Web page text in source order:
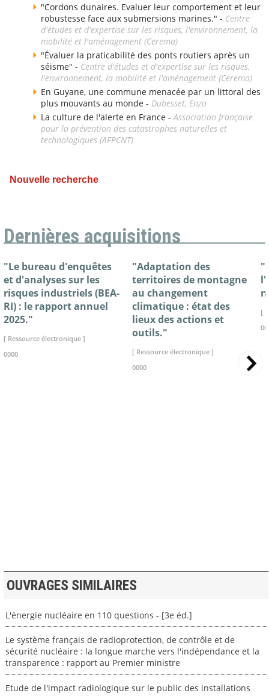
"Cordons dunaires. Evaluer leur comportement et leur
robustesse face aux submersions marines." - Centre
d'études et d'expertise sur les risques, l'environnement, la
mobilité et l'aménagement (Cerema)
"Évaluer la praticabilité des ponts routiers après un
séisme" - Centre d'études et d'expertise sur les risques,
l'environnement, la mobilité et l'aménagement (Cerema)
En Guyane, une commune menacée par un littoral des
plus mouvants au monde - Dubesset, Enzo
La culture de l'alerte en France - Association française
pour la prévention des catastrophes naturelles et
technologiques (AFPCNT)
Nouvelle recherche
Dernières acquisitions
"Le bureau d'enquêtes
et d'analyses sur les
risques industriels (BEA-
RI) : le rapport annuel
2025."
[ Ressource électronique ]
0000
"Adaptation des
territoires de montagne
au changement
climatique : état des
lieux des actions et
outils."
[ Ressource électronique ]
0000
[
OUVRAGES SIMILAIRES
L'énergie nucléaire en 110 questions - [3e éd.]
Le système français de radioprotection, de contrôle et de
sécurité nucléaire : la longue marche vers l'indépendance et la
transparence : rapport au Premier ministre
Etude de l'impact radiologique sur le public des installations